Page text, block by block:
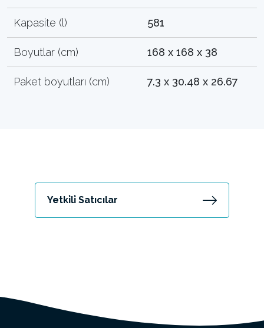
Kapasite (l) 581
Boyutlar (cm) 168 x 168 x 38
Paket boyutları (cm) 7.3 x 30.48 x 26.67
Yetki̇li̇ Satıcılar